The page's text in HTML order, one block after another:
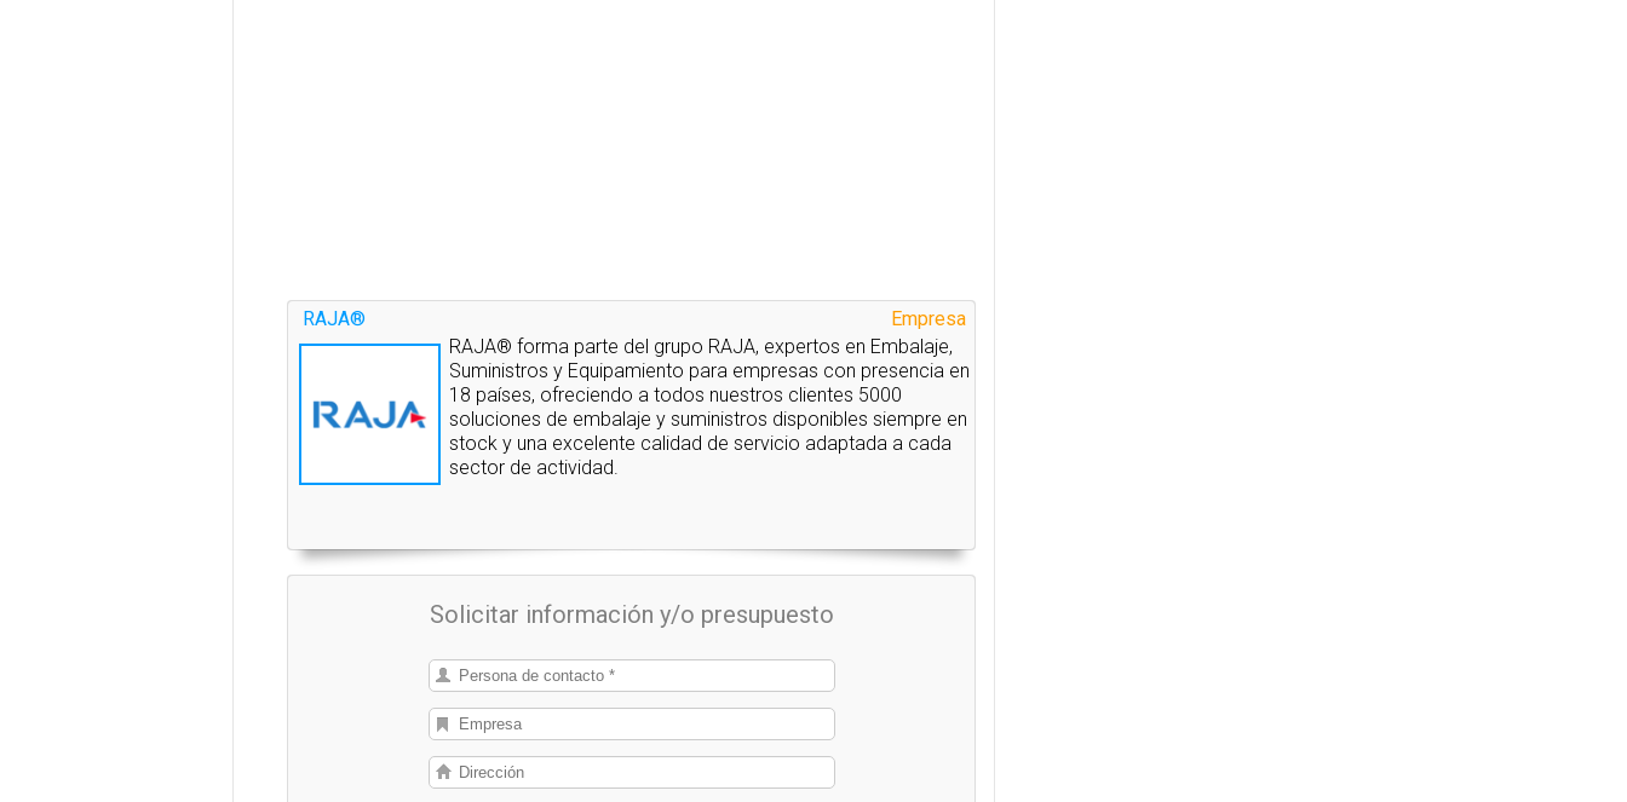
Empresa
RAJA®
RAJA® forma parte del grupo RAJA, expertos en Embalaje,
Suministros y Equipamiento para empresas con presencia en
18 países, ofreciendo a todos nuestros clientes 5000
soluciones de embalaje y suministros disponibles siempre en
stock y una excelente calidad de servicio adaptada a cada
sector de actividad.
Solicitar información y/o presupuesto